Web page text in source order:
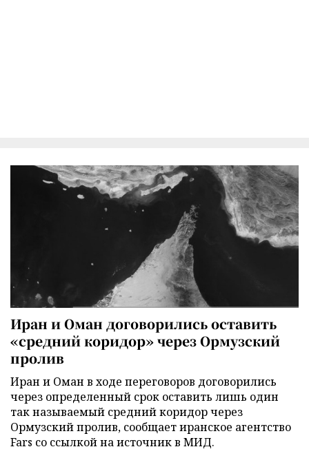
Иран и Оман договорились оставить
«средний коридор» через Ормузский
пролив
Иран и Оман в ходе переговоров договорились
через определенный срок оставить лишь один
так называемый средний коридор через
Ормузский пролив, сообщает иранское агентство
Fars со ссылкой на источник в МИД.